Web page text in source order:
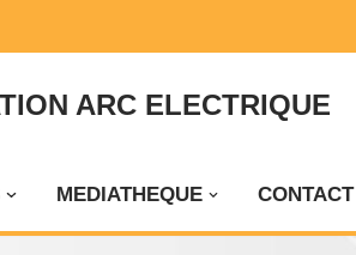
ARC ELECTRIQUE
MEDIATHEQUE CONTACT